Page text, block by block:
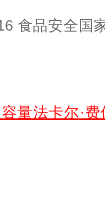
食品安全国
量法卡尔·